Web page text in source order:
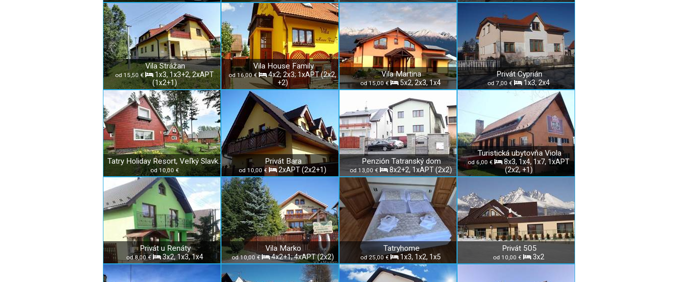
Vila Strážan
od 15,50 €
1x3, 1x3+2, 2xAPT
(1x2+1)
Vila House Family
od 16,00 €
4x2; 2x3; 1xAPT (2x2,
+2)
Vila Martina
od 15,00 € 5x2, 2x3, 1x4
Privát Cyprián
od 7,00 € 1x3, 2x4
Tatry Holiday Resort, Veľký Slavkov
od 10,00 €
Privát Bara
od 10,00 € 2xAPT (2x2+1)
Penzión Tatranský dom
od 13,00 € 8x2+2, 1xAPT (2x2)
Turistická ubytovňa Viola
od 6,00 €
8x3, 1x4, 1x7, 1xAPT
(2x2, +1)
Privát u Renáty
od 8,00 € 3x2, 1x3, 1x4
Vila Marko
od 10,00 € 4x2+1; 4xAPT (2x2)
Tatryhome
od 25,00 € 1x3, 1x2, 1x5
Privát 505
od 10,00 € 3x2